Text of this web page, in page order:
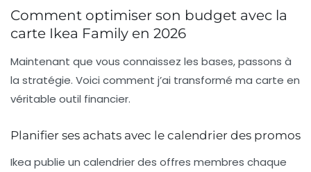
Comment optimiser son budget avec la
carte Ikea Family en 2026
Maintenant que vous connaissez les bases, passons à
la stratégie. Voici comment j’ai transformé ma carte en
véritable outil financier.
Planifier ses achats avec le calendrier des promos
Ikea publie un calendrier des offres membres chaque